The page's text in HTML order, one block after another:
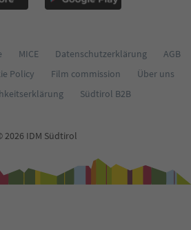
MICE Datenschutzerklärung
AGB
Policy Film commission
Über uns
Südtirol B2B
2026 IDM Südtirol